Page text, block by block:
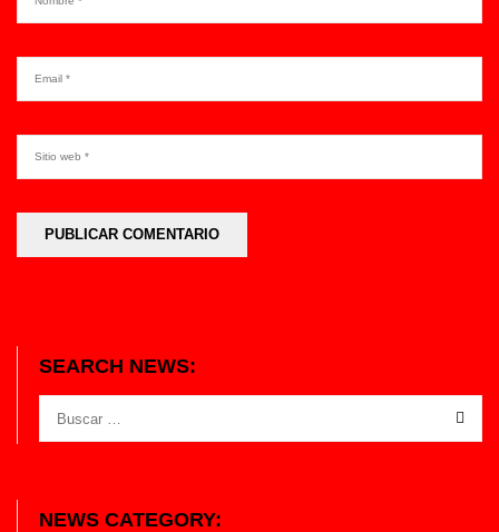
SEARCH NEWS:
NEWS CATEGORY: